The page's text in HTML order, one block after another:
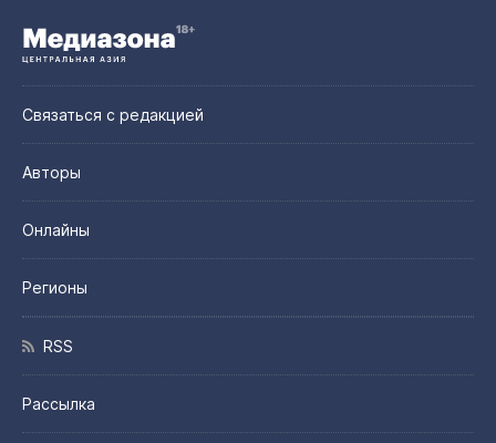
Связаться с редакцией
Авторы
Онлайны
Регионы
RSS
Рассылка